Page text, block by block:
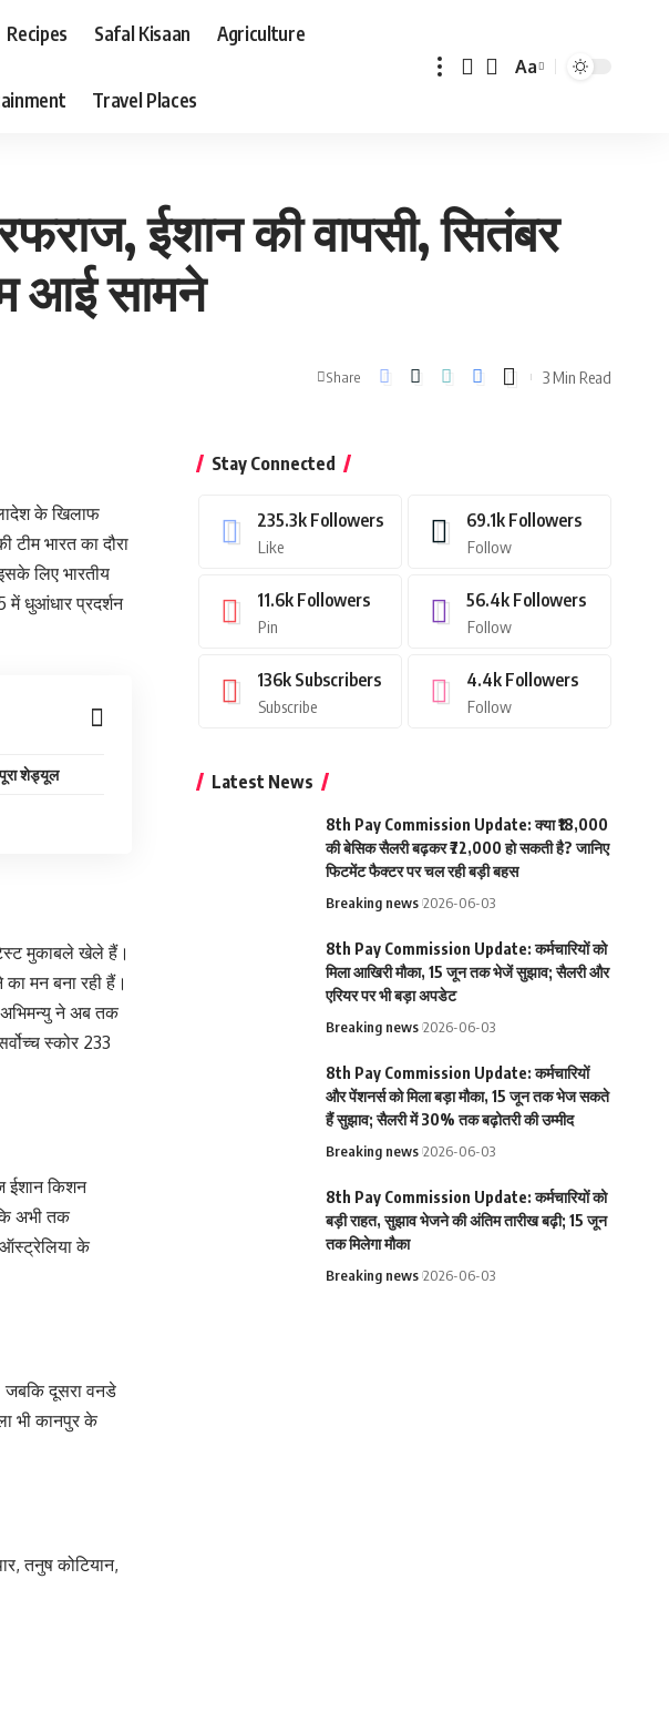
Recipes Safal Kisaan Agriculture
Travel Places
Font
Aa
ईशान की वापसी, सितंबर
आई सामने
Share 3 Min Read
के खिलाफ
भारत का दौरा
लिए भारतीय
में धुआंधार प्रदर्शन
शेड्यूल
मुकाबले खेले हैं।
मन बना रही हैं।
ने अब तक
स्कोर 233
ईशान किशन
अभी तक
ऑस्ट्रेलिया के
जबकि दूसरा वनडे
भी कानपुर के
तनुष कोटियान,
Stay Connected
235.3k Followers
Like
69.1k Followers
Follow
11.6k Followers
Pin
56.4k Followers
Follow
136k Subscribers
Subscribe
4.4k Followers
Follow
Latest News
8th Pay Commission Update: क्या ₹18,000
की बेसिक सैलरी बढ़कर ₹72,000 हो सकती है? जानिए
फिटमेंट फैक्टर पर चल रही बड़ी बहस
Breaking news 2026-06-03
8th Pay Commission Update: कर्मचारियों को
मिला आखिरी मौका, 15 जून तक भेजें सुझाव; सैलरी और
एरियर पर भी बड़ा अपडेट
Breaking news 2026-06-03
8th Pay Commission Update: कर्मचारियों
और पेंशनर्स को मिला बड़ा मौका, 15 जून तक भेज सकते
हैं सुझाव; सैलरी में 30% तक बढ़ोतरी की उम्मीद
Breaking news 2026-06-03
8th Pay Commission Update: कर्मचारियों को
बड़ी राहत, सुझाव भेजने की अंतिम तारीख बढ़ी; 15 जून
तक मिलेगा मौका
Breaking news 2026-06-03